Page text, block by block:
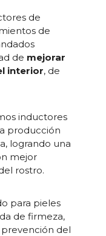
de
de
de mejorar
interior, de
inductores
producción
logrando una
mejor
rostro.
para pieles
de firmeza,
del